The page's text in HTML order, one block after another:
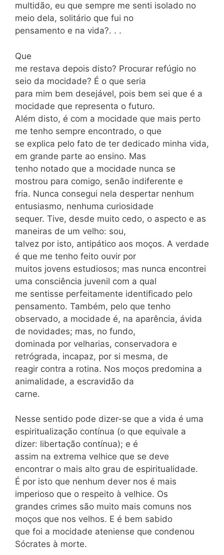
multidão, eu que sempre me senti isolado no
meio dela, solitário que fui no
pensamento e na vida?. . .
Que
me restava depois disto? Procurar refúgio no
seio da mocidade? É o que seria
para mim bem desejável, pois bem sei que é a
mocidade que representa o futuro.
Além disto, é com a mocidade que mais perto
me tenho sempre encontrado, o que
se explica pelo fato de ter dedicado minha vida,
em grande parte ao ensino. Mas
tenho notado que a mocidade nunca se
mostrou para comigo, senão indiferente e
fria. Nunca consegui nela despertar nenhum
entusiasmo, nenhuma curiosidade
sequer. Tive, desde muito cedo, o aspecto e as
maneiras de um velho: sou,
talvez por isto, antipático aos moços. A verdade
é que me tenho feito ouvir por
muitos jovens estudiosos; mas nunca encontrei
uma consciência juvenil com a qual
me sentisse perfeitamente identificado pelo
pensamento. Também, pelo que tenho
observado, a mocidade é, na aparência, ávida
de novidades; mas, no fundo,
dominada por velharias, conservadora e
retrógrada, incapaz, por si mesma, de
reagir contra a rotina. Nos moços predomina a
animalidade, a escravidão da
carne.
Nesse sentido pode dizer-se que a vida é uma
espiritualização contínua (o que equivale a
dizer: libertação contínua); e é
assim na extrema velhice que se deve
encontrar o mais alto grau de espiritualidade.
É por isto que nenhum dever nos é mais
imperioso que o respeito à velhice. Os
grandes crimes são muito mais comuns nos
moços que nos velhos. E é bem sabido
que foi a mocidade ateniense que condenou
Sócrates à morte.